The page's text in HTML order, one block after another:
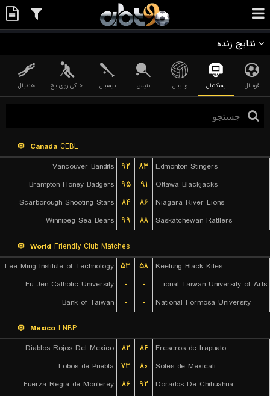
نتایج زنده
فوتبال بسکتبال والیبال تنیس بیسبال هاکی روی یخ هندبال
Canada CEBL
Vancouver Bandits
۹۲ ۸۳
Edmonton Stingers
Brampton Honey Badgers
۹۵ ۹۱
Ottawa Blackjacks
Scarborough Shooting Stars
۸۴ ۸۶
Niagara River Lions
Winnipeg Sea Bears
۹۹ ۸۸ Saskatchewan Rattlers
World Friendly Club Matches
Lee Ming Institute of Technology ۵۳ ۵۸
Keelung Black Kites
Fu Jen Catholic University
- -
National Taiwan University of Arts
Bank of Taiwan
- - National Formosa University
Mexico LNBP
Diablos Rojos Del Mexico
۸۲ ۸۶
Freseros de Irapuato
Lobos de Puebla
۷۳ ۸۰
Soles de Mexicali
Fuerza Regia de Monterey
۸۶ ۹۲
Dorados De Chihuahua